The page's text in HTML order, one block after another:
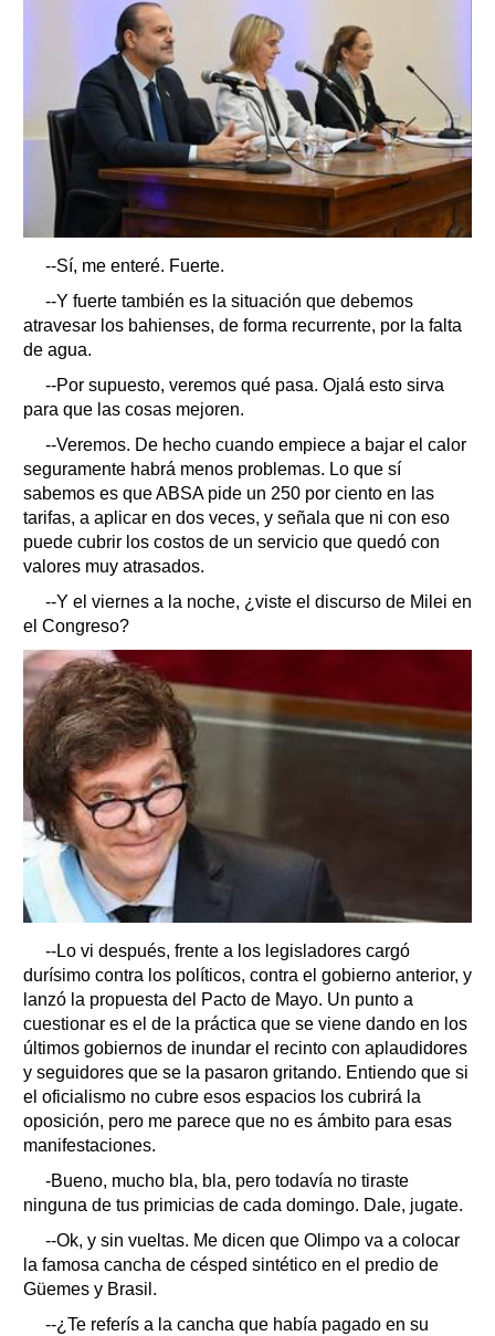
--Sí, me enteré. Fuerte.
--Y fuerte también es la situación que debemos
atravesar los bahienses, de forma recurrente, por la falta
de agua.
--Por supuesto, veremos qué pasa. Ojalá esto sirva
para que las cosas mejoren.
--Veremos. De hecho cuando empiece a bajar el calor
seguramente habrá menos problemas. Lo que sí
sabemos es que ABSA pide un 250 por ciento en las
tarifas, a aplicar en dos veces, y señala que ni con eso
puede cubrir los costos de un servicio que quedó con
valores muy atrasados.
--Y el viernes a la noche, ¿viste el discurso de Milei en
el Congreso?
--Lo vi después, frente a los legisladores cargó
durísimo contra los políticos, contra el gobierno anterior, y
lanzó la propuesta del Pacto de Mayo. Un punto a
cuestionar es el de la práctica que se viene dando en los
últimos gobiernos de inundar el recinto con aplaudidores
y seguidores que se la pasaron gritando. Entiendo que si
el oficialismo no cubre esos espacios los cubrirá la
oposición, pero me parece que no es ámbito para esas
manifestaciones.
-Bueno, mucho bla, bla, pero todavía no tiraste
ninguna de tus primicias de cada domingo. Dale, jugate.
--Ok, y sin vueltas. Me dicen que Olimpo va a colocar
la famosa cancha de césped sintético en el predio de
Güemes y Brasil.
--¿Te referís a la cancha que había pagado en su